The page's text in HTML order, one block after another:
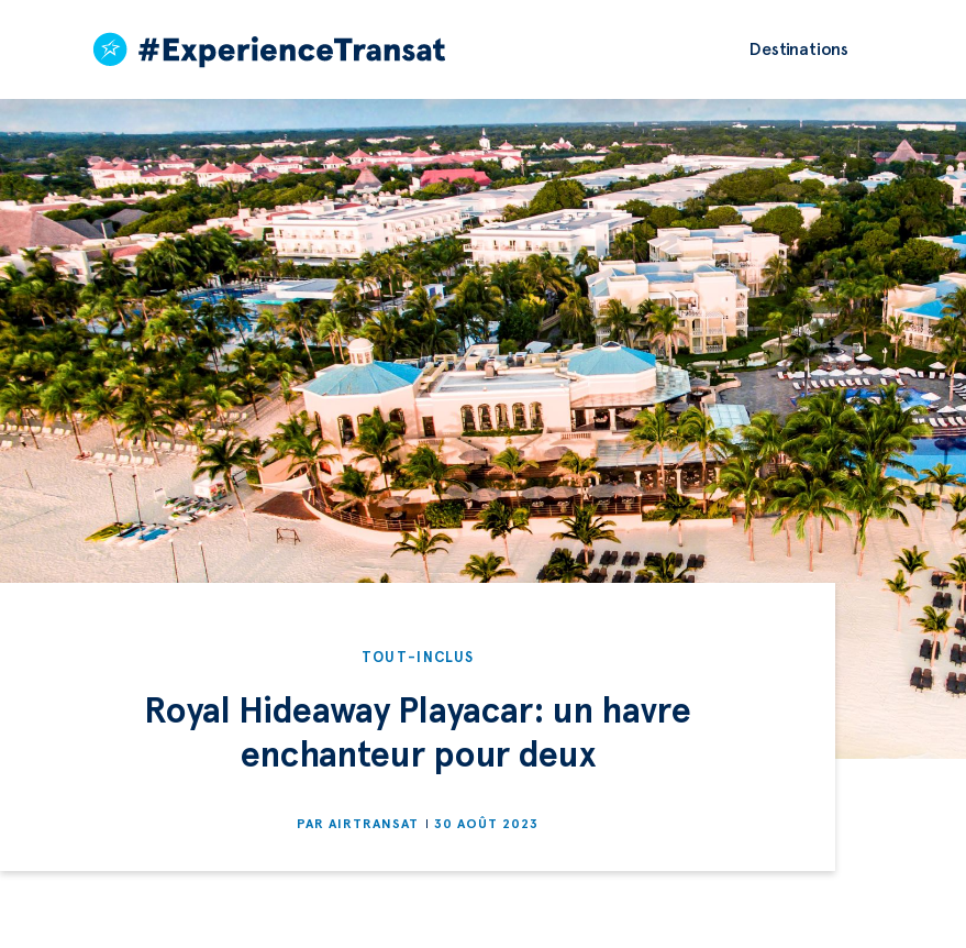
Destinations
TOUT-INCLUS
Royal Hideaway Playacar: un havre
enchanteur pour deux
PAR AIRTRANSAT 30 AOÛT 2023